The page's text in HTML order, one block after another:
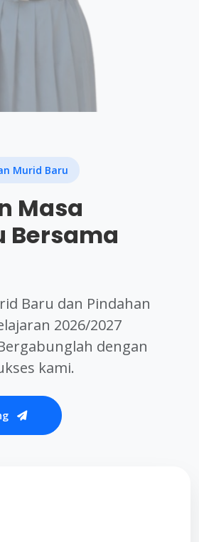
Murid Baru
Masa
Bersama
Baru dan Pindahan
2026/2027
dengan
kami.